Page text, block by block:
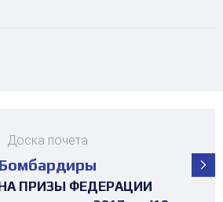
Доска почета
Бомбардиры
ПОСВЯЩЕННЫЙ "ДНЮ
РЕСПУБЛИКИ ТАТАРСТАН
ПРИЗЫ ФЕДЕРАЦИИ
РЕСПУБЛИКИ ТАТАРСТАН
РЕСПУБЛИКИ ТАТАРСТАН
РЕСПУБЛИКИ ТАТАРСТАН
РЕСПУБЛИКИ ТАТАРСТАН
РЕСПУБЛИКИ ТАТАРСТАН
РЕСПУБЛИКИ ТАТАРСТАН
ПРИЗЫ ФЕДЕРАЦИИ
ПОСВЯЩЕННЫЙ "ДНЮ
РЕСПУБЛИКИ ТАТАРСТАН